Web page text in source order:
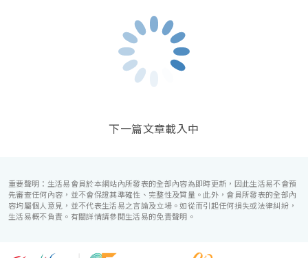
置多款精美喜帖設計 輕鬆打造屬於你的個人化喜帖
想輕鬆管理賓客名單？即看✅
賓客管理：一鍵匯入通訊錄
聯絡人 輕鬆管理和跟進婚禮賓客名單
想有專屬的婚禮籌備時間表？即看✅ 婚禮倒數日程表：全
想掌握婚禮預算和開支？即看✅婚禮預算表：八大預設預
算類別 靈活歸納所有支出項目
配對：告別繁瑣的預約過程 一鍵查詢多間商戶
ICON），多個風格各異的婚宴場地，都完美切
合各準新人的個性及預算﹔保證為您打造夢寐
以求的特別日子，令賓客永誌難忘！
下一篇文章載入中
重要聲明：生活易會員於本網站內所發表的全部內容為即時更新，因此生活易不會預
先審查任何內容，並不會保證其準確性、完整性及質量。此外，會員所發表的全部內
容均屬個人意見，並不代表生活易之言論及立場。如從而引起任何損失或法律糾紛，
生活易概不負責。有關詳情請參閱生活易的免責聲明。